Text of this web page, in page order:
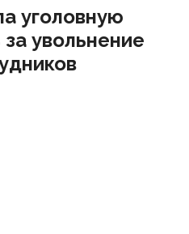
уголовную
увольнение